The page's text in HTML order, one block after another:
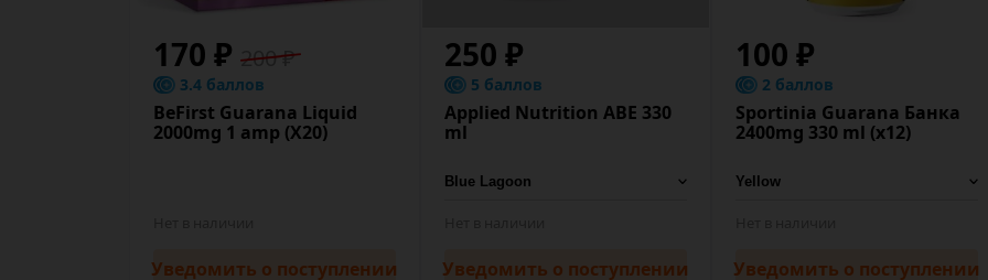
170 ₽ 200 ₽
3.4 баллов
BeFirst Guarana Liquid
2000mg 1 amp (Х20)
Уведомить о поступлении
250 ₽
5 баллов
Applied Nutrition ABE 330
ml
Уведомить о поступлении
100 ₽
2 баллов
Sportinia Guarana Банка
2400mg 330 ml (х12)
Уведомить о поступлении